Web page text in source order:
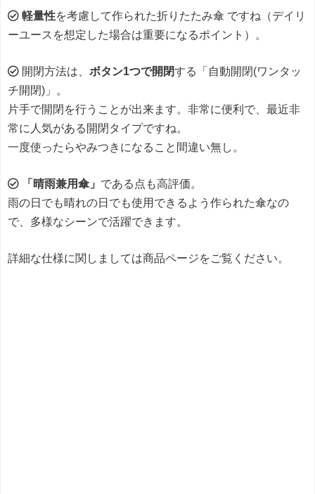
軽量性を考慮して作られた折りたたみ傘 ですね（デイリ
ーユースを想定した場合は重要になるポイント）。
開閉方法は、 ボタン1つで開閉する「自動開閉(ワンタッ
チ開閉)」。
片手で開閉を行うことが出来ます。非常に便利で、最近非
常に人気がある開閉タイプですね。
一度使ったらやみつきになること間違い無し。
「晴雨兼用傘」 である点も高評価。
雨の日でも晴れの日でも使用できるよう作られた傘なの
で、多様なシーンで活躍できます。
詳細な仕様に関しましては商品ページをご覧ください。